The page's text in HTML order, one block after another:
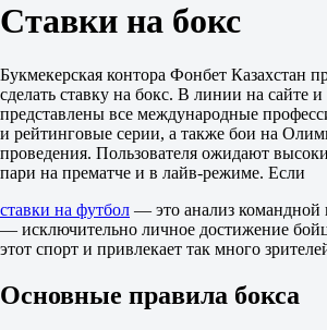
1.09
17.00
Мауру Силва
-
Тайлер Кристофер
8 августа в 18:00
1.18
17.00
Стивен Маккенна
-
Оуэн О'Нил
1.07
Ставки на бокс
Букмекерская контора Фонбет Казахстан
сделать ставку на бокс. В линии на сайте
представлены все международные
и рейтинговые серии, а также бои на
проведения. Пользователя ожидают
пари на прематче и в лайв-режиме. Если
ставки на футбол — это анализ командной
— исключительно личное достижение
этот спорт и привлекает так много
Основные правила бокса